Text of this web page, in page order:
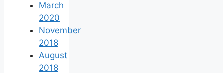
March
2020
November
2018
August
2018